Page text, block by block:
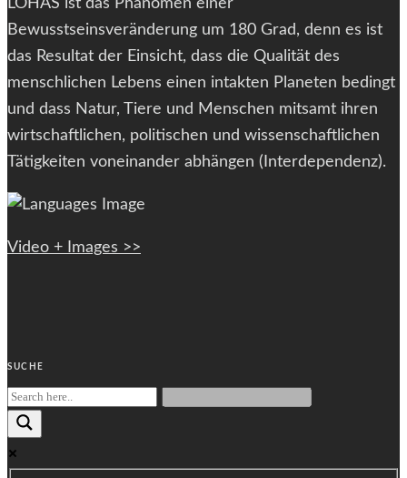
LOHAS ist das Phänomen einer
Bewusstseinsveränderung um 180 Grad, denn es ist
das Resultat der Einsicht, dass die Qualität des
menschlichen Lebens einen intakten Planeten bedingt
und dass Natur, Tiere und Menschen mitsamt ihren
wirtschaftlichen, politischen und wissenschaftlichen
Tätigkeiten voneinander abhängen (Interdependenz).
Video + Images >>
SUCHE